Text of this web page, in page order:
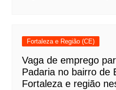
Fortaleza e Região (CE)
Vaga de emprego
Padaria no bairro de
Fortaleza e região